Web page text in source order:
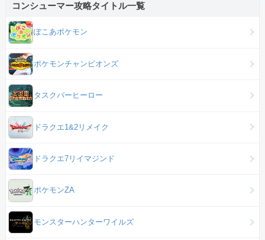
コンシューマー攻略タイトル一覧
ぽこあポケモン
ポケモンチャンピオンズ
タスクバーヒーロー
ドラクエ1&2リメイク
ドラクエ7リイマジンド
ポケモンZA
モンスターハンターワイルズ